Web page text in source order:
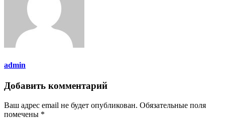
admin
Добавить комментарий
Ваш адрес email не будет опубликован. Обязательные поля
помечены *